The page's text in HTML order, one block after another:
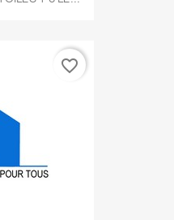
favorite_border